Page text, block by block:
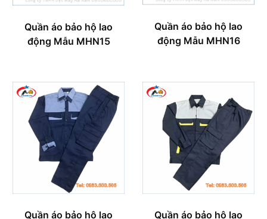
Quần áo bảo hộ lao
động Mẫu MHN15
Quần áo bảo hộ lao
động Mẫu MHN16
Quần áo bảo hộ lao
Quần áo bảo hộ lao